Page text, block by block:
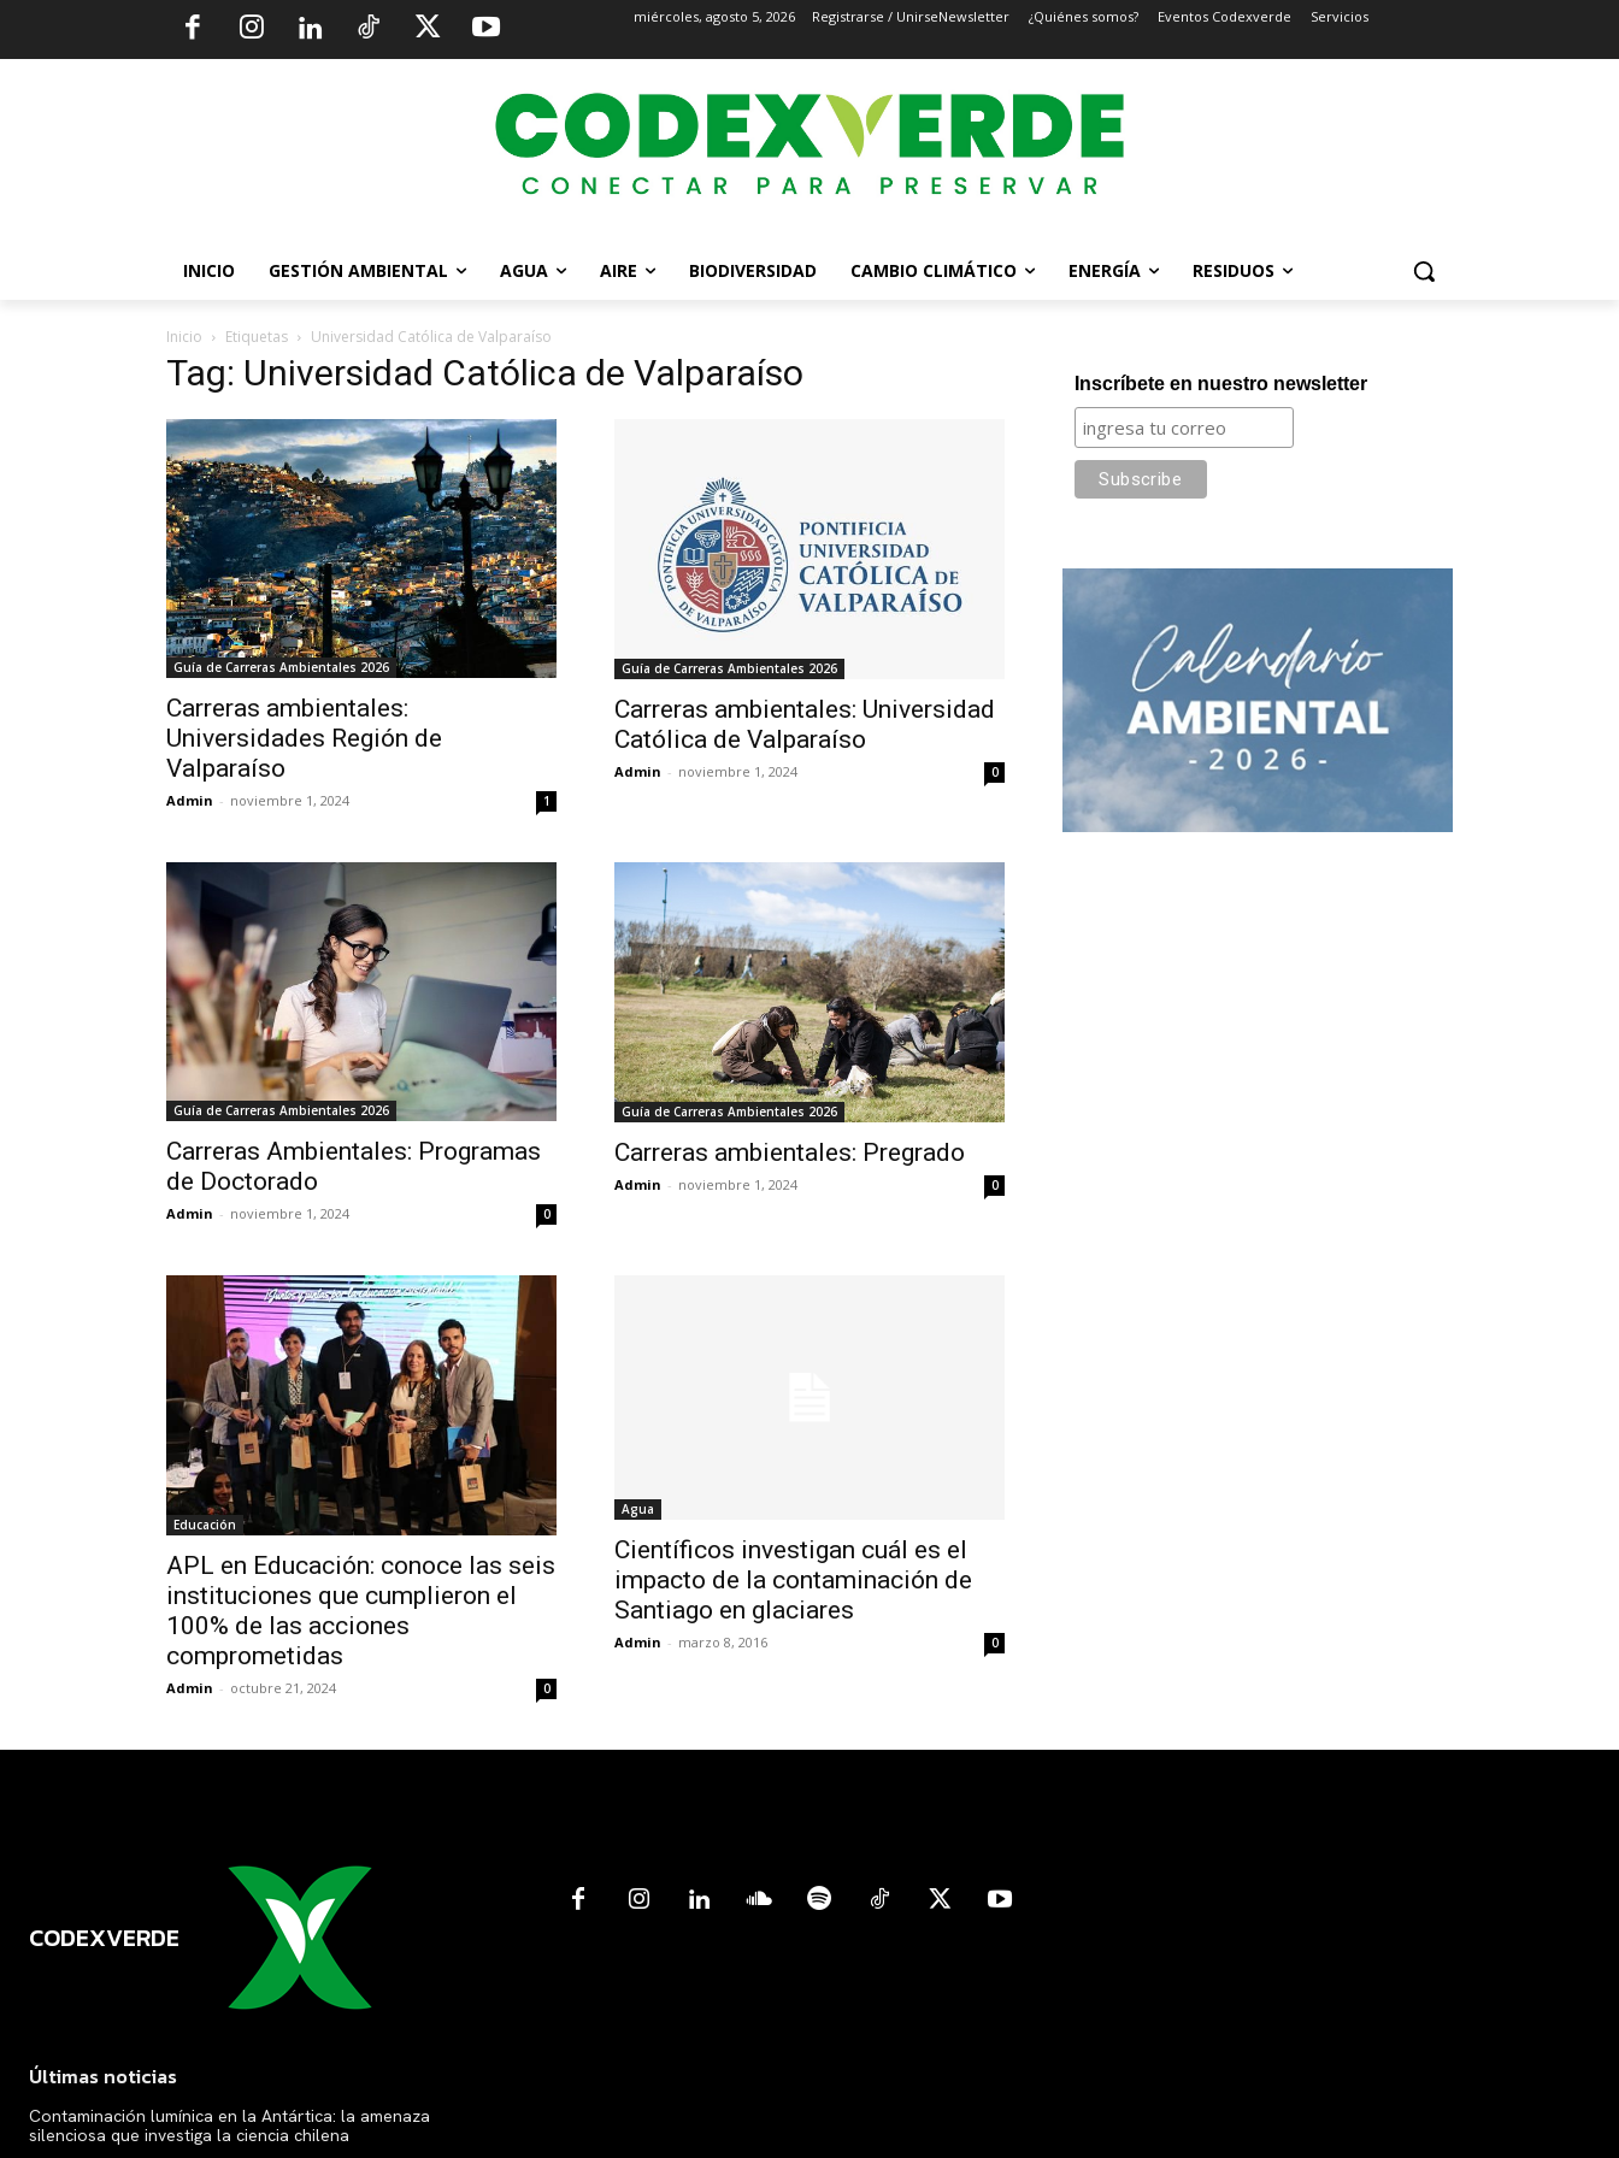
miércoles, agosto 5, 2026 Registrarse / UnirseNewsletter ¿Quiénes somos? Eventos Codexverde Servicios
INICIO GESTIÓN AMBIENTAL AGUA AIRE BIODIVERSIDAD CAMBIO CLIMÁTICO ENERGÍA RESIDUOS
Inicio Etiquetas Universidad Católica de Valparaíso
Tag: Universidad Católica de Valparaíso
Guía de Carreras Ambientales 2026
Carreras ambientales:
Universidades Región de
Valparaíso
Admin - noviembre 1, 2024 1
Guía de Carreras Ambientales 2026
Carreras ambientales: Universidad
Católica de Valparaíso
Admin - noviembre 1, 2024 0
Guía de Carreras Ambientales 2026
Carreras Ambientales: Programas
de Doctorado
Admin - noviembre 1, 2024 0
Guía de Carreras Ambientales 2026
Carreras ambientales: Pregrado
Admin - noviembre 1, 2024 0
Educación
APL en Educación: conoce las seis
instituciones que cumplieron el
100% de las acciones
comprometidas
Admin - octubre 21, 2024 0
Agua
Científicos investigan cuál es el
impacto de la contaminación de
Santiago en glaciares
Admin - marzo 8, 2016 0
Inscríbete en nuestro newsletter
CODEXVERDE
Últimas noticias
Contaminación lumínica en la Antártica: la amenaza
silenciosa que investiga la ciencia chilena